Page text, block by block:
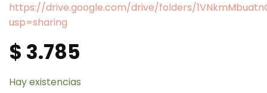
https://drive.google.com/drive/folders/
usp=sharing
$ 3.785
Hay existencias